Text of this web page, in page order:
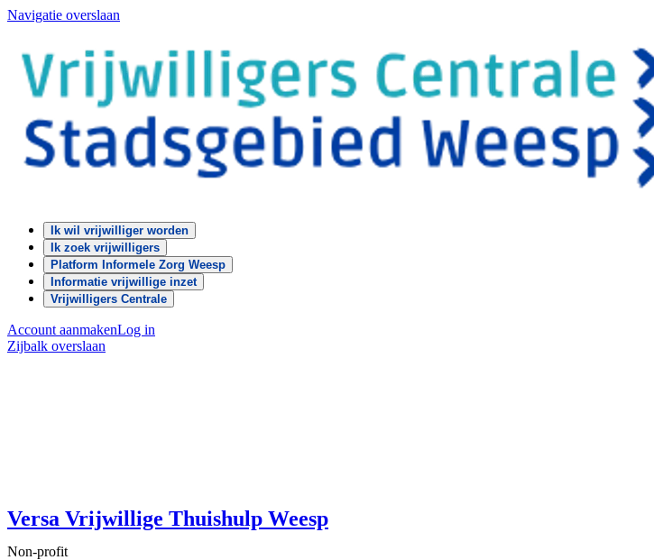
Navigatie overslaan
Ik wil vrijwilliger worden
Ik zoek vrijwilligers
Platform Informele Zorg Weesp
Informatie vrijwillige inzet
Vrijwilligers Centrale
Account aanmakenLog in
Zijbalk overslaan
Versa Vrijwillige Thuishulp Weesp
Non-profit